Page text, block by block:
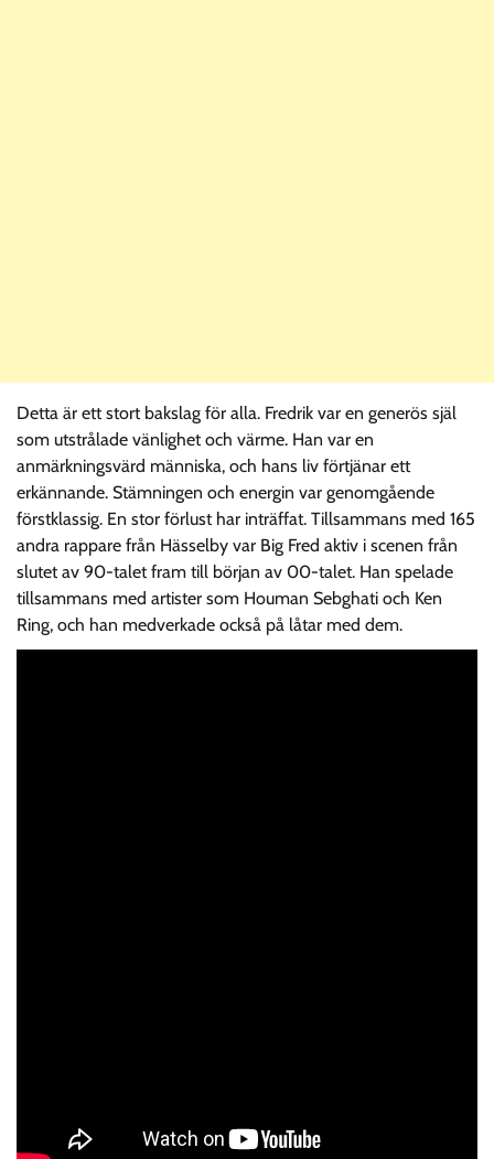
Detta är ett stort bakslag för alla. Fredrik var en generös själ
som utstrålade vänlighet och värme. Han var en
anmärkningsvärd människa, och hans liv förtjänar ett
erkännande. Stämningen och energin var genomgående
förstklassig. En stor förlust har inträffat. Tillsammans med 165
andra rappare från Hässelby var Big Fred aktiv i scenen från
slutet av 90-talet fram till början av 00-talet. Han spelade
tillsammans med artister som Houman Sebghati och Ken
Ring, och han medverkade också på låtar med dem.